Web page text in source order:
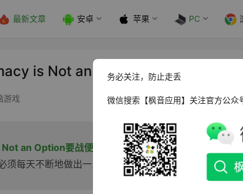
最新文章 安卓 苹果 PC
is Not an Option要战便战
游戏
an Option要战便战
是一款即时战略游戏，你将成
须每天不断地做出一系列有关城镇管理和经济发展的决
务必关注，防止走丢
微信搜索【枫音应用】关注官方公众